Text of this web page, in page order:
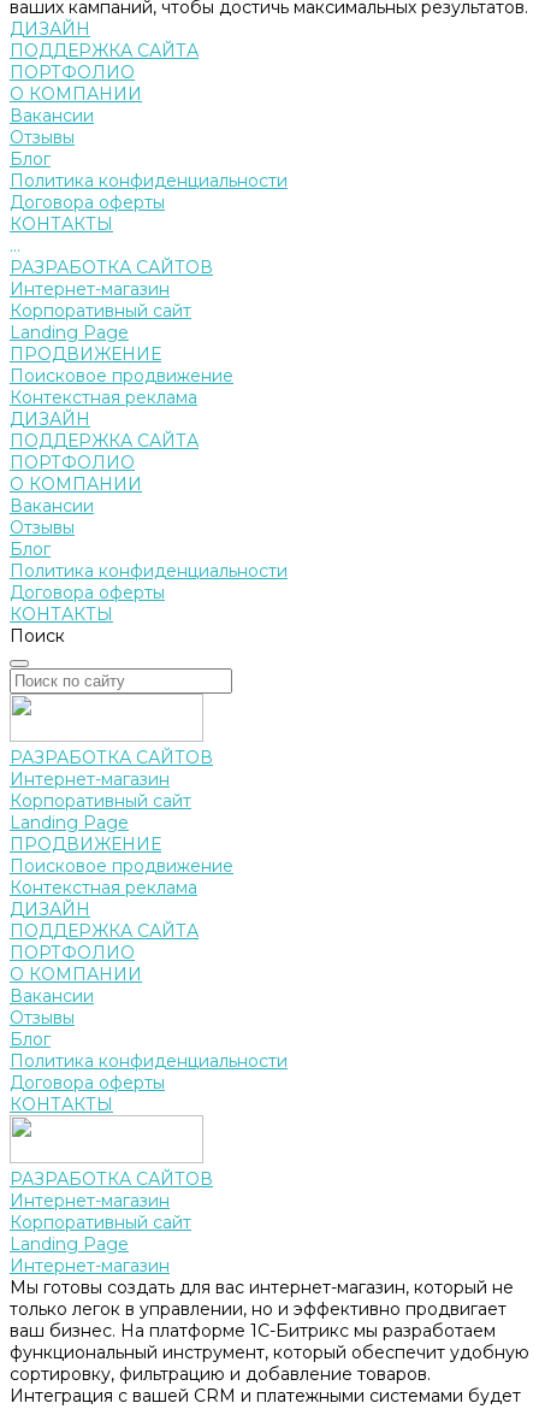
ваших кампаний, чтобы достичь максимальных результатов.
ДИЗАЙН
ПОДДЕРЖКА САЙТА
ПОРТФОЛИО
О КОМПАНИИ
Вакансии
Отзывы
Блог
Политика конфиденциальности
Договора оферты
КОНТАКТЫ
...
РАЗРАБОТКА САЙТОВ
Интернет-магазин
Корпоративный сайт
Landing Page
ПРОДВИЖЕНИЕ
Поисковое продвижение
Контекстная реклама
ДИЗАЙН
ПОДДЕРЖКА САЙТА
ПОРТФОЛИО
О КОМПАНИИ
Вакансии
Отзывы
Блог
Политика конфиденциальности
Договора оферты
КОНТАКТЫ
Поиск
РАЗРАБОТКА САЙТОВ
Интернет-магазин
Корпоративный сайт
Landing Page
ПРОДВИЖЕНИЕ
Поисковое продвижение
Контекстная реклама
ДИЗАЙН
ПОДДЕРЖКА САЙТА
ПОРТФОЛИО
О КОМПАНИИ
Вакансии
Отзывы
Блог
Политика конфиденциальности
Договора оферты
КОНТАКТЫ
РАЗРАБОТКА САЙТОВ
Интернет-магазин
Корпоративный сайт
Landing Page
Интернет-магазин
Мы готовы создать для вас интернет-магазин, который не
только легок в управлении, но и эффективно продвигает
ваш бизнес. На платформе 1С-Битрикс мы разработаем
функциональный инструмент, который обеспечит удобную
сортировку, фильтрацию и добавление товаров.
Интеграция с вашей CRM и платежными системами будет